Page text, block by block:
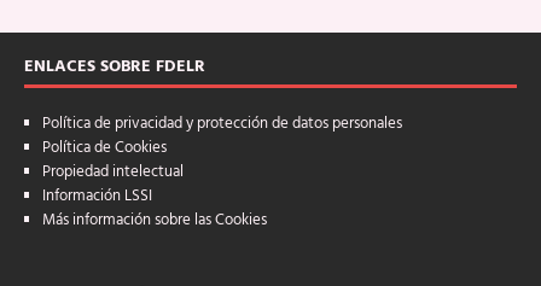
ENLACES SOBRE FDELR
Política de privacidad y protección de datos personales
Política de Cookies
Propiedad intelectual
Información LSSI
Más información sobre las Cookies